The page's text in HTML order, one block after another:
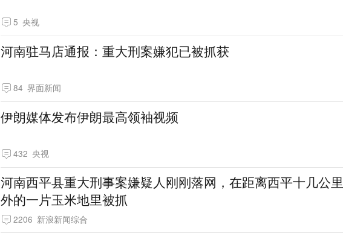
5 央视
河南驻马店通报：重大刑案嫌犯已被抓获
84 界面新闻
伊朗媒体发布伊朗最高领袖视频
432 央视
河南西平县重大刑事案嫌疑人刚刚落网，在距离西平十几公里
外的一片玉米地里被抓
2206 新浪新闻综合